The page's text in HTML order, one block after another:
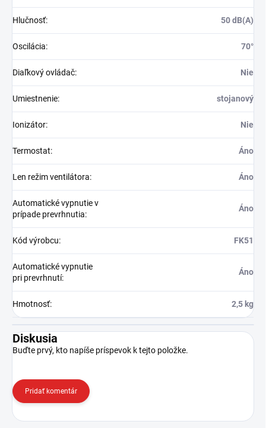
Hlučnosť: 50 dB(A)
Oscilácia: 70°
Diaľkový ovládač: Nie
Umiestnenie: stojanový
Ionizátor: Nie
Termostat: Áno
Len režim ventilátora: Áno
Automatické vypnutie v
prípade prevrhnutia:
Áno
Kód výrobcu: FK51
Automatické vypnutie
pri prevrhnutí:
Áno
Hmotnosť: 2,5 kg
Diskusia
Buďte prvý, kto napíše príspevok k tejto položke.
Pridať komentár